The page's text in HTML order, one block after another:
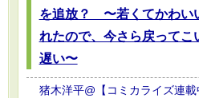
を追放？ 〜若くてかわい
れたので、今さら戻ってこ
遅い〜
猪木洋平@【コミカライズ連載